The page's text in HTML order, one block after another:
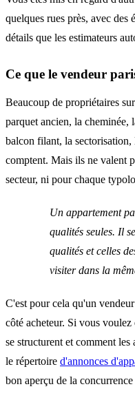
quelques rues près, avec des
détails que les estimateurs
Ce que le vendeur
Beaucoup de propriétaires
parquet ancien, la cheminée,
balcon filant, la sectorisation,
comptent. Mais ils ne valent
secteur, ni pour chaque
Un appartement
qualités seules. Il
qualités et celles
visiter dans la
C'est pour cela qu'un
côté acheteur. Si vous
se structurent et comment les
le répertoire d'annonces
bon aperçu de la concurrence